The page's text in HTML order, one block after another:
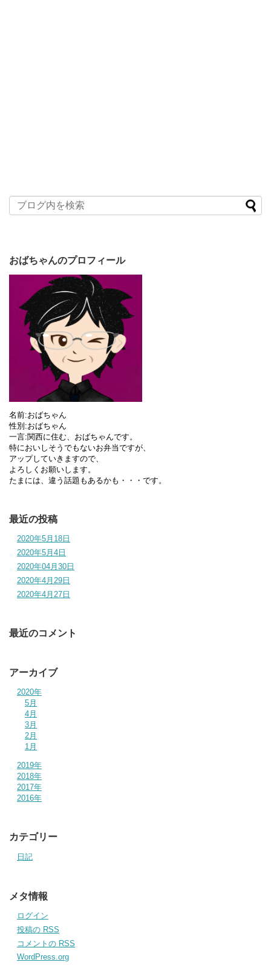
おばちゃんのプロフィール
名前:おばちゃん
性別:おばちゃん
一言:関西に住む、おばちゃんです。
特においしそうでもないお弁当ですが、
アップしていきますので、
よろしくお願いします。
たまには、違う話題もあるかも・・・です。
最近の投稿
2020年5月18日
2020年5月4日
2020年04月30日
2020年4月29日
2020年4月27日
最近のコメント
アーカイブ
2020年
5月
4月
3月
2月
1月
2019年
2018年
2017年
2016年
カテゴリー
日記
メタ情報
ログイン
投稿の RSS
コメントの RSS
WordPress.org